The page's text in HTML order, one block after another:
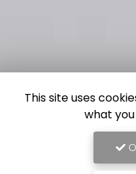
This site uses
what